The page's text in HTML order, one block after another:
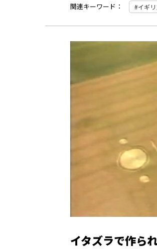
関連キーワード： イギリ
イタズラで作ら